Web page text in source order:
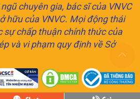
chuyên gia, bác sĩ của VNVC
hữu của VNVC. Mọi động thái
sự chấp thuận chính thức của
và vi phạm quy định về Sở